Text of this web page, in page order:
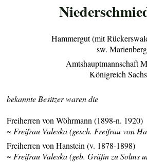
Hammergut (mit
sw. Marienberg
Amtshauptmannschaft
Königreich
bekannte Besitzer waren die
Freiherren von Wöhrmann (1898-n. 1920)
~ Freifrau Valeska (gesch. Freifrau von
Freiherren von Hanstein (v. 1878-1898)
~ Freifrau Valeska (geb. Gräfin zu Solms